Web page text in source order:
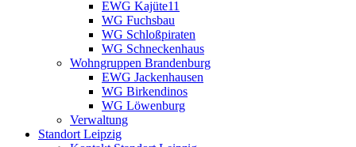
EWG Kajüte11
WG Fuchsbau
WG Schloßpiraten
WG Schneckenhaus
Wohngruppen Brandenburg
EWG Jackenhausen
WG Birkendinos
WG Löwenburg
Verwaltung
Standort Leipzig